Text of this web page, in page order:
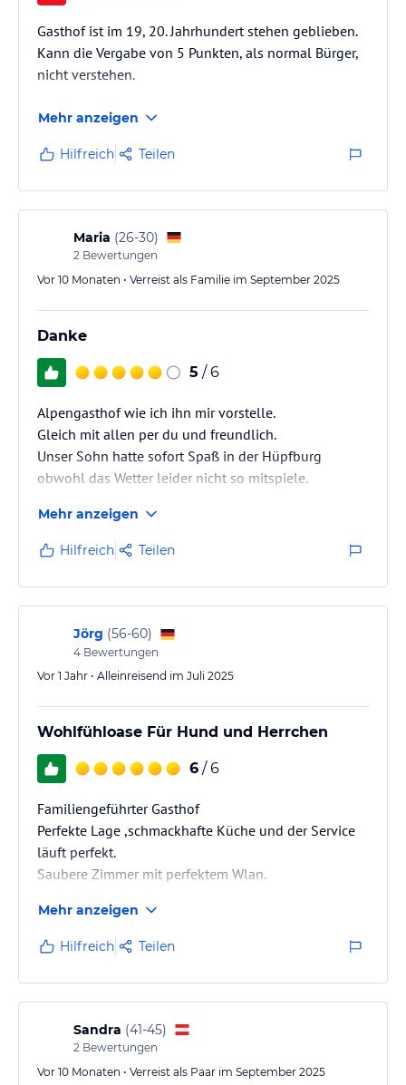
Gasthof ist im 19, 20. Jahrhundert stehen geblieben.
Kann die Vergabe von 5 Punkten, als normal Bürger,
nicht verstehen.
Mehr anzeigen
Hilfreich Teilen
Maria (26-30)
2 Bewertungen
Vor 10 Monaten • Verreist als Familie im September 2025
Danke
5 / 6
Alpengasthof wie ich ihn mir vorstelle.
Gleich mit allen per du und freundlich.
Unser Sohn hatte sofort Spaß in der Hüpfburg
obwohl das Wetter leider nicht so mitspiele.
Größe hatten wir nich nie.
Und Schlipfkrapfen original Osttiroler Art so lecker .
Kommen gerne wieder.
Mehr anzeigen
Hilfreich Teilen
Jörg (56-60)
4 Bewertungen
Vor 1 Jahr • Alleinreisend im Juli 2025
Wohlfühloase Für Hund und Herrchen
6 / 6
Familiengeführter Gasthof
Perfekte Lage ,schmackhafte Küche und der Service
läuft perfekt.
Saubere Zimmer mit perfektem Wlan.
Mehr anzeigen
Hilfreich Teilen
Sandra (41-45)
2 Bewertungen
Vor 10 Monaten • Verreist als Paar im September 2025